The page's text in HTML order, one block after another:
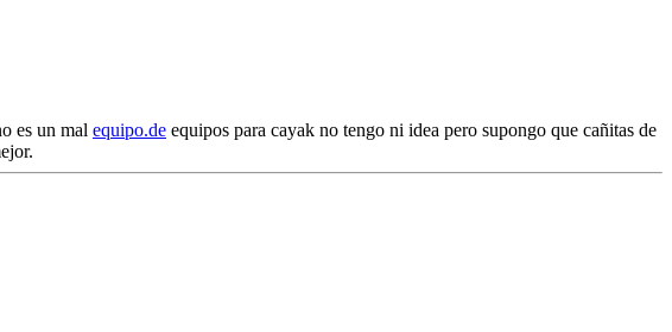
es un mal equipo.de equipos para cayak no tengo ni idea pero supongo que cañitas de